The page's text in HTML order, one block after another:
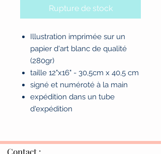
Rupture de stock
Illustration imprimée sur un
papier d'art blanc de qualité
(280gr)
taille 12"x16" - 30,5cm x 40,5 cm
signé et numéroté à la main
expédition dans un tube
d'expédition
Contact :